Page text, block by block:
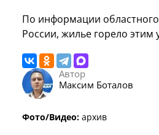
По информации
России, жилье горело этим
Автор
Максим Боталов
Фото/Видео: архив